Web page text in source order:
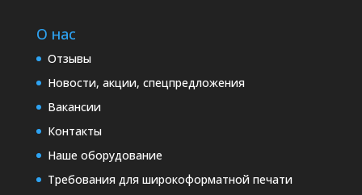
О нас
Отзывы
Новости, акции, спецпредложения
Вакансии
Контакты
Наше оборудование
Требования для широкоформатной печати